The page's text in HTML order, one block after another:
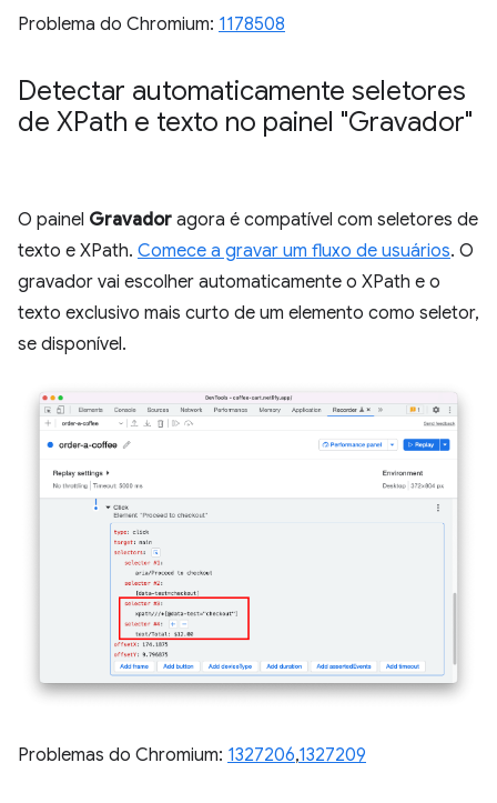
Problema do Chromium: 1178508
Detectar automaticamente seletores
de XPath e texto no painel "Gravador"
O painel Gravador agora é compatível com seletores de
texto e XPath. Comece a gravar um fluxo de usuários. O
gravador vai escolher automaticamente o XPath e o
texto exclusivo mais curto de um elemento como seletor,
se disponível.
Problemas do Chromium: 1327206,1327209